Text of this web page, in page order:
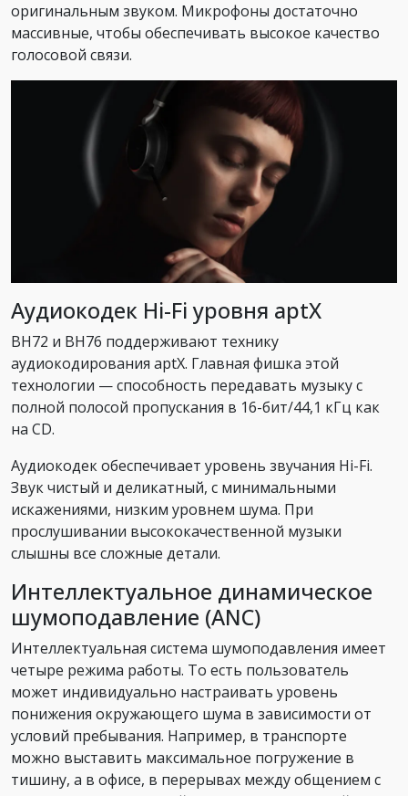
оригинальным звуком. Микрофоны достаточно
массивные, чтобы обеспечивать высокое качество
голосовой связи.
Аудиокодек Hi-Fi уровня aptX
BH72 и BH76 поддерживают технику
аудиокодирования aptX. Главная фишка этой
технологии — способность передавать музыку с
полной полосой пропускания в 16-бит/44,1 кГц как
на CD.
Аудиокодек обеспечивает уровень звучания Hi-Fi.
Звук чистый и деликатный, с минимальными
искажениями, низким уровнем шума. При
прослушивании высококачественной музыки
слышны все сложные детали.
Интеллектуальное динамическое
шумоподавление (ANC)
Интеллектуальная система шумоподавления имеет
четыре режима работы. То есть пользователь
может индивидуально настраивать уровень
понижения окружающего шума в зависимости от
условий пребывания. Например, в транспорте
можно выставить максимальное погружение в
тишину, а в офисе, в перерывах между общением с